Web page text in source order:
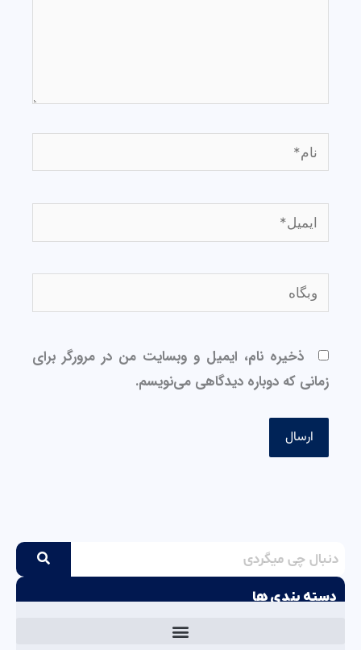
دسته بندی ها
نام*
ایمیل*
وبگاه
ذخیره نام، ایمیل و وبسایت من در مرورگر برای
زمانی که دوباره دیدگاهی می‌نویسم.